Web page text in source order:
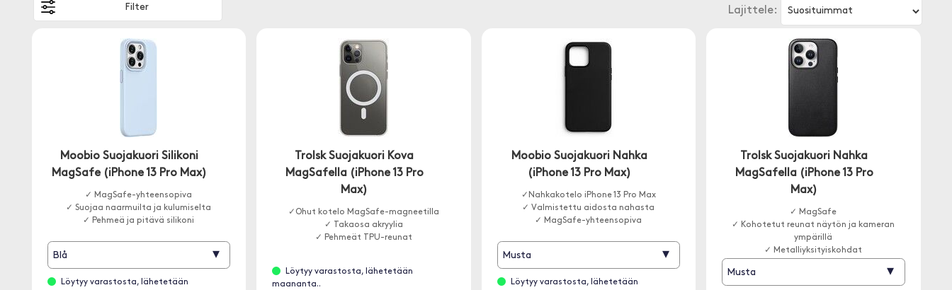
Lajittele:
Filter
Moobio Suojakuori Silikoni
MagSafe (iPhone 13 Pro Max)
✓ MagSafe-yhteensopiva
✓ Suojaa naarmuilta ja kulumiselta
✓ Pehmeä ja pitävä silikoni
Blå ▾
Löytyy varastosta, lähetetään
Trolsk Suojakuori Kova
MagSafella (iPhone 13 Pro
Max)
✓Ohut kotelo MagSafe-magneetilla
✓ Takaosa akryylia
✓ Pehmeät TPU-reunat
Löytyy varastosta, lähetetään
maananta..
Moobio Suojakuori Nahka
(iPhone 13 Pro Max)
✓Nahkakotelo iPhone 13 Pro Max
✓ Valmistettu aidosta nahasta
✓ MagSafe-yhteensopiva
Musta ▾
Löytyy varastosta, lähetetään
Trolsk Suojakuori Nahka
MagSafella (iPhone 13 Pro
Max)
✓ MagSafe
✓ Kohotetut reunat näytön ja kameran
ympärillä
✓ Metalliyksityiskohdat
Musta ▾